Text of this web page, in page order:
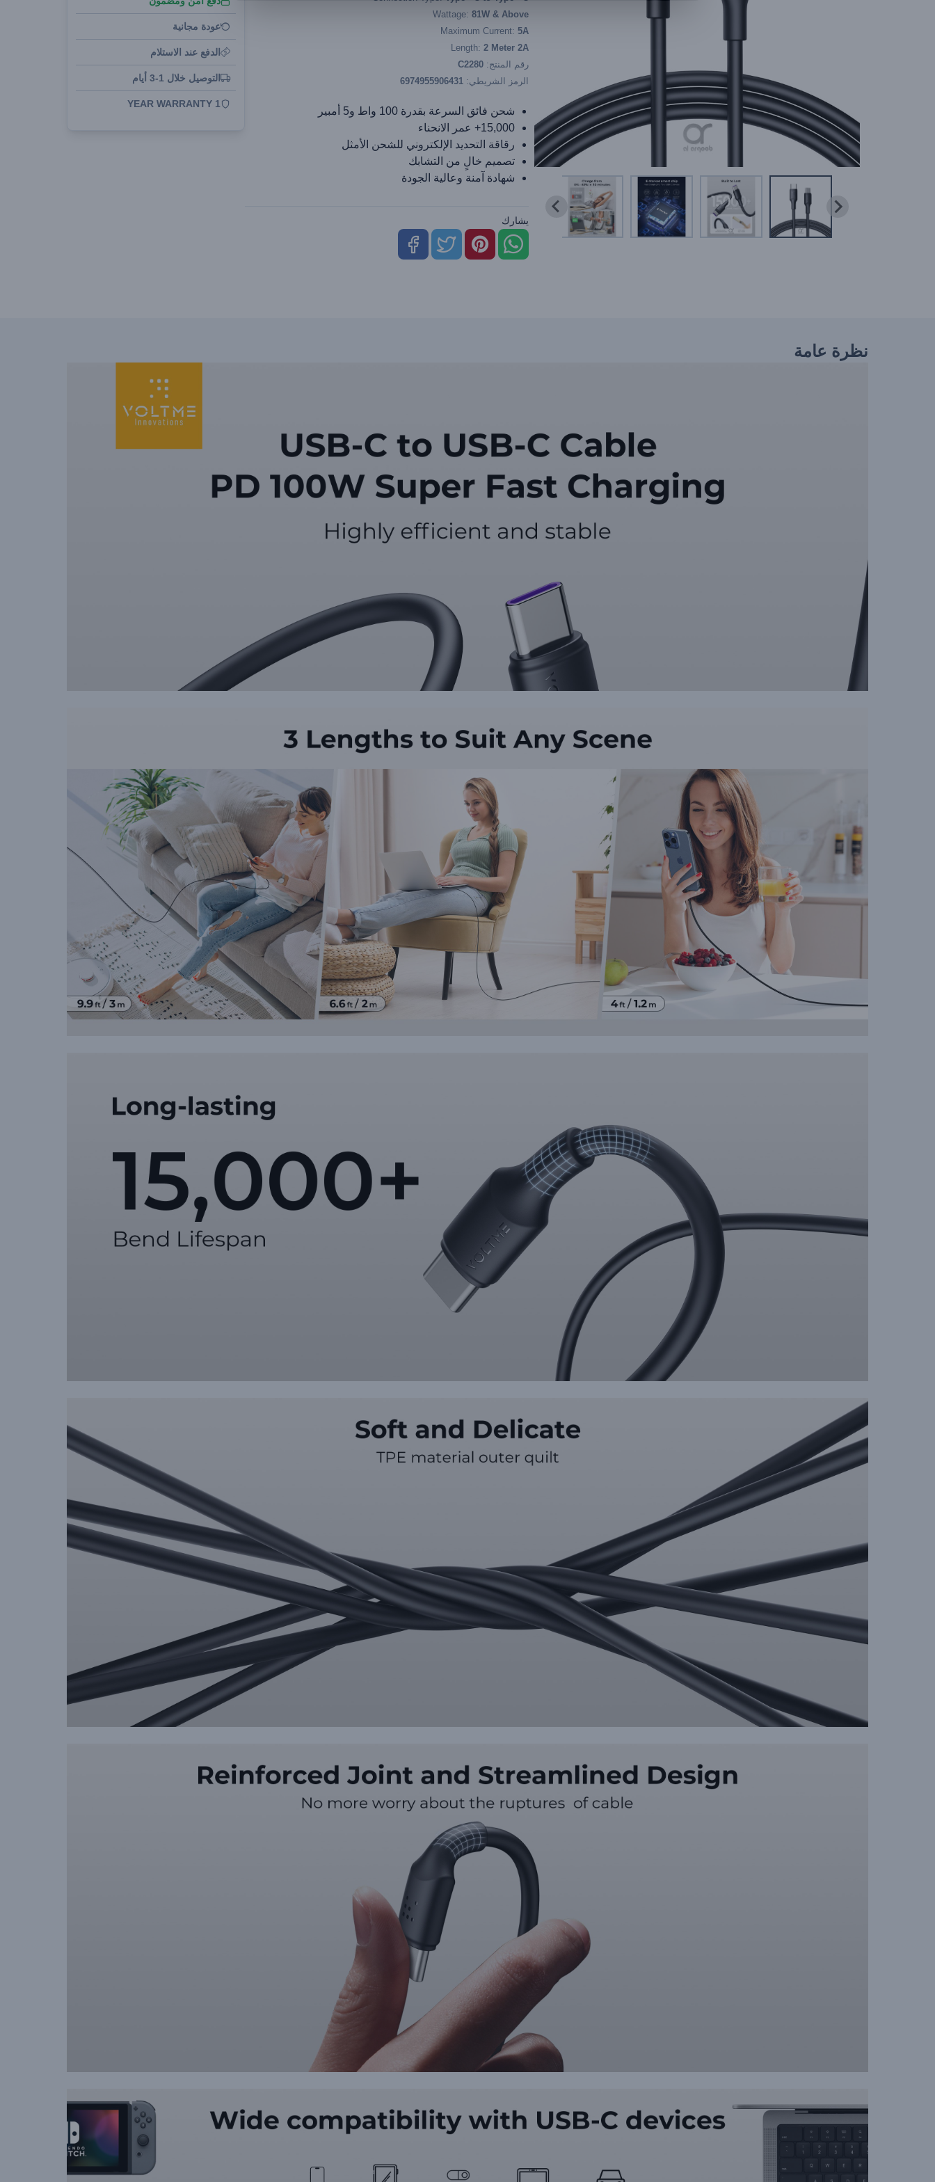
Wattage: 81W & Above
Maximum Current: 5A
Length: 2 Meter 2A
رقم المنتج: C2280
الرمز الشريطي: 6974955906431
شحن فائق السرعة بقدرة 100 واط و5 أمبير
15,000+ عمر الانحناء
رقاقة التحديد الإلكتروني للشحن الأمثل
تصميم خالٍ من التشابك
شهادة آمنة وعالية الجودة
يشارك
عودة مجانية
الدفع عند الاستلام
التوصيل خلال 1-3 أيام
1 YEAR WARRANTY
نظرة عامة